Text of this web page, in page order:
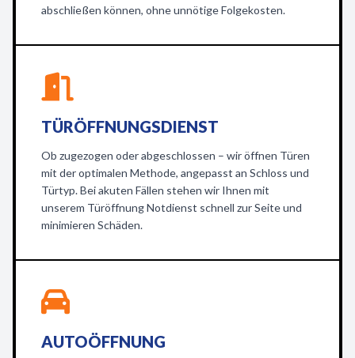
abschließen können, ohne unnötige Folgekosten.
TÜRÖFFNUNGSDIENST
Ob zugezogen oder abgeschlossen – wir öffnen Türen
mit der optimalen Methode, angepasst an Schloss und
Türtyp. Bei akuten Fällen stehen wir Ihnen mit
unserem Türöffnung Notdienst schnell zur Seite und
minimieren Schäden.
AUTOÖFFNUNG